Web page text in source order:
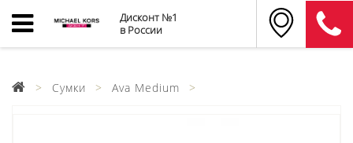
Дисконт №1
в России
Сумки Ava Medium